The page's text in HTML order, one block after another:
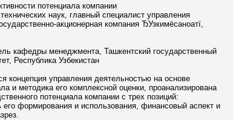
потенциала компании
наук, главный специалист управления
акционерная компания ЂУзкимёсаноатї,
кафедры менеджмента, Ташкентский государственный
Республика Узбекистан
концепция управления деятельностью на основе
и методика его комплексной оценки, проанализирована
потенциала компании с трех позиций:
формирования и использования, финансовый аспект и